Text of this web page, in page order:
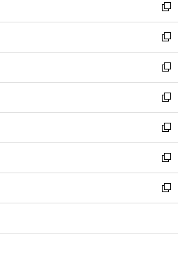
く
ド
ウ
で
開
く
ィ
ン
ド
ウ
で
開
く
い
ウ
ィ
ン
ド
ウ
で
開
く
新
し
い
ウ
ィ
ン
ド
ウ
で
開
く
新
し
い
ウ
ィ
ン
ド
ウ
で
開
く
新
し
い
ウ
ィ
ン
ド
ウ
で
開
新
し
い
ウ
ィ
ン
ド
ウ
開
新
し
い
ウ
ィ
ン
ウ
新
し
い
ウ
ン
新
し
ウ